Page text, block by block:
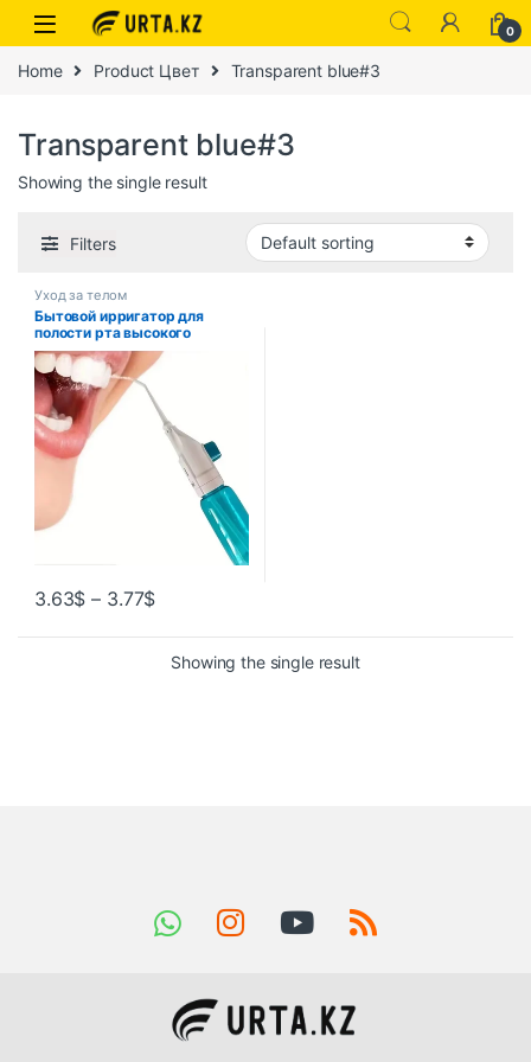
0
Home Product Цвет Transparent blue#3
Transparent blue#3
Showing the single result
Filters
Уход за телом
Бытовой ирригатор для
полости рта высокого
давления 2025, портативный
зубной чистый водный зубной
нить, ручная водная
зубочистка высокого
давления 2024
3.63$ – 3.77$
Showing the single result